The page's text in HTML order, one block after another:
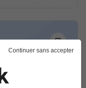
-
Continuer sans accepter